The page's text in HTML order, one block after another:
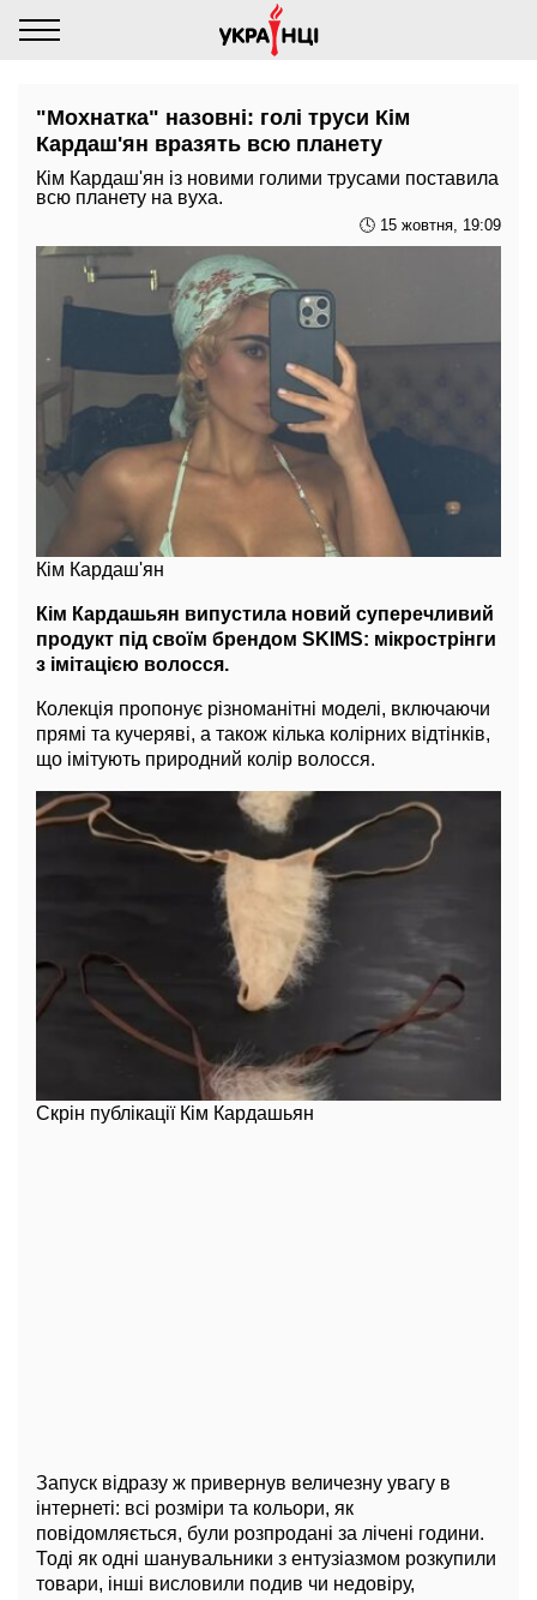
"Мохнатка" назовні: голі труси Кім
Кардаш'ян вразять всю планету
Кім Кардаш'ян із новими голими трусами поставила
всю планету на вуха.
🕓 15 жовтня, 19:09
Кім Кардаш'ян
Кім Кардашьян випустила новий суперечливий
продукт під своїм брендом SKIMS: мікрострінги
з імітацією волосся.
Колекція пропонує різноманітні моделі, включаючи
прямі та кучеряві, а також кілька колірних відтінків,
що імітують природний колір волосся.
Скрін публікації Кім Кардашьян
Запуск відразу ж привернув величезну увагу в
інтернеті: всі розміри та кольори, як
повідомляється, були розпродані за лічені години.
Тоді як одні шанувальники з ентузіазмом розкупили
товари, інші висловили подив чи недовіру,